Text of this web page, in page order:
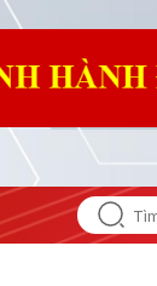
năng lượng